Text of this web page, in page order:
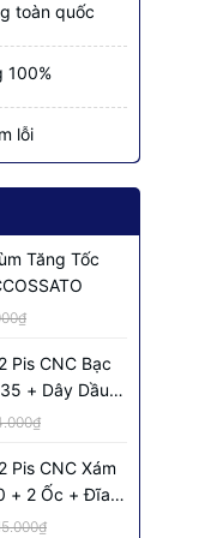
toàn quốc
100%
lỗi
Tăng Tốc
Pis CNC Bạc
+ Dây Dầu
Pis CNC Xám
+ 2 Ốc + Đĩa
Đen Inox